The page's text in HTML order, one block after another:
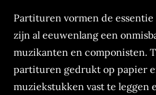
Partituren vormen de
zijn al eeuwenlang een
muzikanten en componisten.
partituren gedrukt op papier
muziekstukken vast te leggen